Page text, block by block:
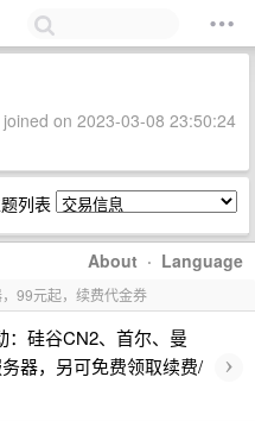
on 2023-03-08 23:50:24
列表
About · Language
99元起，续费代金券
：硅谷CN2、首尔、曼
器，另可免费领取续费/
›